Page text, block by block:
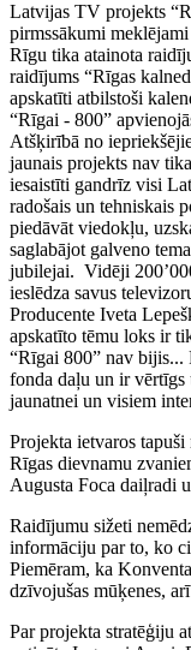
Latvijas TV projekts
pirmssākumi
Rīgu tika atainota
raidījums “Rīgas
apskatīti atbilstoši
“Rīgai - 800”
Atšķirībā no
jaunais projekts nav
iesaistīti gandrīz visi
radošais un tehniskais
piedāvāt viedokļu,
saglabājot galveno
jubilejai. Vidēji
ieslēdza savus
Producente Iveta
apskatīto tēmu loks ir
“Rīgai 800” nav
fonda daļu un ir vērtīgs
jaunatnei un visiem
Projekta ietvaros
Rīgas dievnamu
Augusta Foca daiļradi
Raidījumu sižeti
informāciju par to, ko
Piemēram, ka
dzīvojušas mūķenes,
Par projekta stratēģiju